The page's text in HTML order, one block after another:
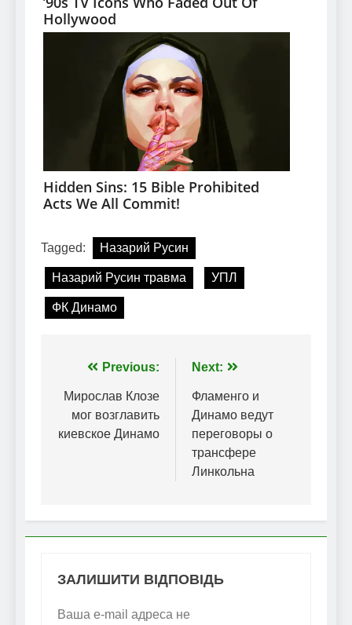
Tagged: Назарий Русин
Назарий Русин травма УПЛ
ФК Динамо
Навігація
записів
Previous:
Мирослав Клозе
мог возглавить
киевское Динамо
Next:
Фламенго и
Динамо ведут
переговоры о
трансфере
Линкольна
ЗАЛИШИТИ ВІДПОВІДЬ
Ваша e-mail адреса не